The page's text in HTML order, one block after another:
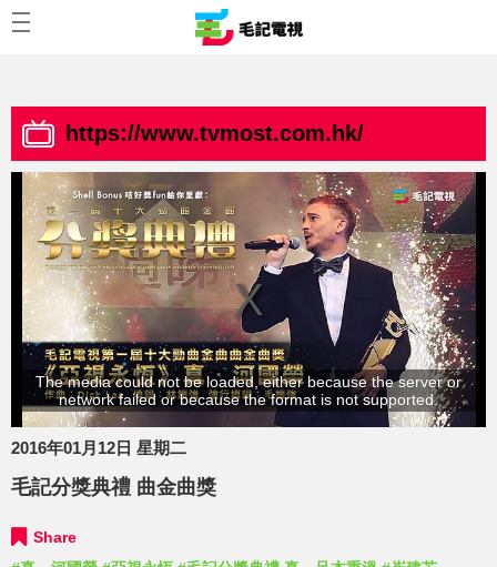
https://www.tvmost.com.hk/
The media could not be loaded, either because the server or
network failed or because the format is not supported.
2016年01月12日 星期二
毛記分獎典禮 曲金曲獎
Share